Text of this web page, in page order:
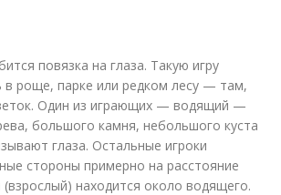
повязка на глаза. Такую игру
в роще, парке или редком лесу — там,
Один из играющих — водящий —
большого камня, небольшого куста
глаза. Остальные игроки
стороны примерно на расстояние
находится около водящего.